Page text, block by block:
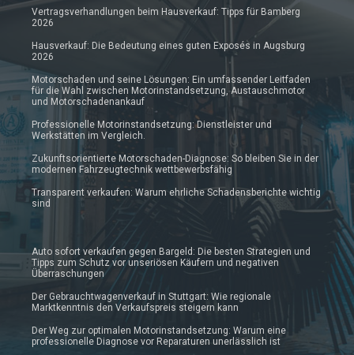
Vertragsverhandlungen beim Hausverkauf: Tipps für Bamberg
2026
Hausverkauf: Die Bedeutung eines guten Exposés in Augsburg
2026
Motorschaden und seine Lösungen: Ein umfassender Leitfaden
für die Wahl zwischen Motorinstandsetzung, Austauschmotor
und Motorschadenankauf
Professionelle Motorinstandsetzung: Dienstleister und
Werkstätten im Vergleich.
Zukunftsorientierte Motorschaden-Diagnose: So bleiben Sie in der
modernen Fahrzeugtechnik wettbewerbsfähig
Transparent verkaufen: Warum ehrliche Schadensberichte wichtig
sind
Auto sofort verkaufen gegen Bargeld: Die besten Strategien und
Tipps zum Schutz vor unseriösen Käufern und negativen
Überraschungen
Der Gebrauchtwagenverkauf in Stuttgart: Wie regionale
Marktkenntnis den Verkaufspreis steigern kann
Der Weg zur optimalen Motorinstandsetzung: Warum eine
professionelle Diagnose vor Reparaturen unerlässlich ist